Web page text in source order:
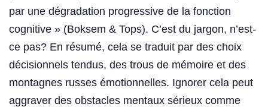
par une dégradation progressive de la fonction
cognitive » (Boksem & Tops). C’est du jargon, n’est-
ce pas? En résumé, cela se traduit par des choix
décisionnels tendus, des trous de mémoire et des
montagnes russes émotionnelles. Ignorer cela peut
aggraver des obstacles mentaux sérieux comme